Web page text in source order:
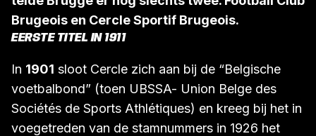
Brugeois en Cercle Sportif Brugeois.
EERSTE TITEL IN 1911
In 1901 sloot Cercle zich aan bij de “Belgische
voetbalbond” (toen UBSSA- Union Belge des
Sociétés de Sports Athlétiques) en kreeg bij het in
voegetreden van de stamnummers in 1926 het